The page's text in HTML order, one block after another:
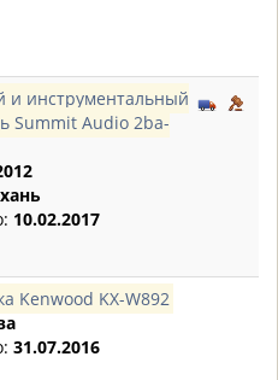
и инструментальный
Summit Audio 2ba-
10.02.2017
Kenwood KX-W892
31.07.2016